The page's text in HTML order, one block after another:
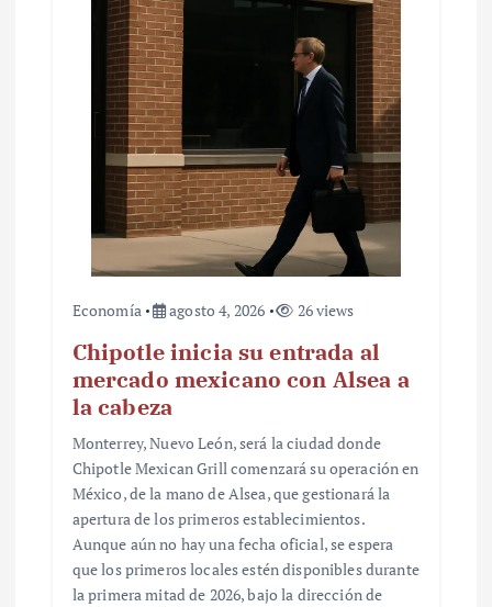
Economía agosto 4, 2026 26 views
Chipotle inicia su entrada al
mercado mexicano con Alsea a
la cabeza
Monterrey, Nuevo León, será la ciudad donde
Chipotle Mexican Grill comenzará su operación en
México, de la mano de Alsea, que gestionará la
apertura de los primeros establecimientos.
Aunque aún no hay una fecha oficial, se espera
que los primeros locales estén disponibles durante
la primera mitad de 2026, bajo la dirección de